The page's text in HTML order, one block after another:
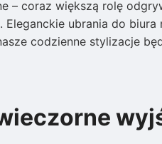
– coraz większą rolę
ubrania do biura
codzienne stylizacje